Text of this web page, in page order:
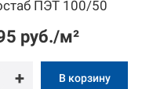
ПЭТ 100/50
руб./м²
+ В корзину